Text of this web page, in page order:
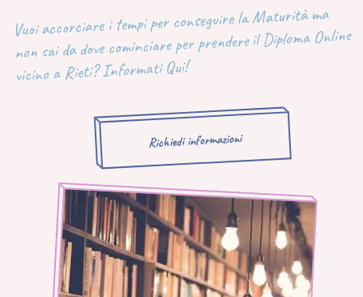
Vuoi accorciare i tempi per conseguire la Maturità ma
non sai da dove cominciare per prendere il Diploma Online
vicino a Rieti? Informati Qui!
Richiedi informazioni